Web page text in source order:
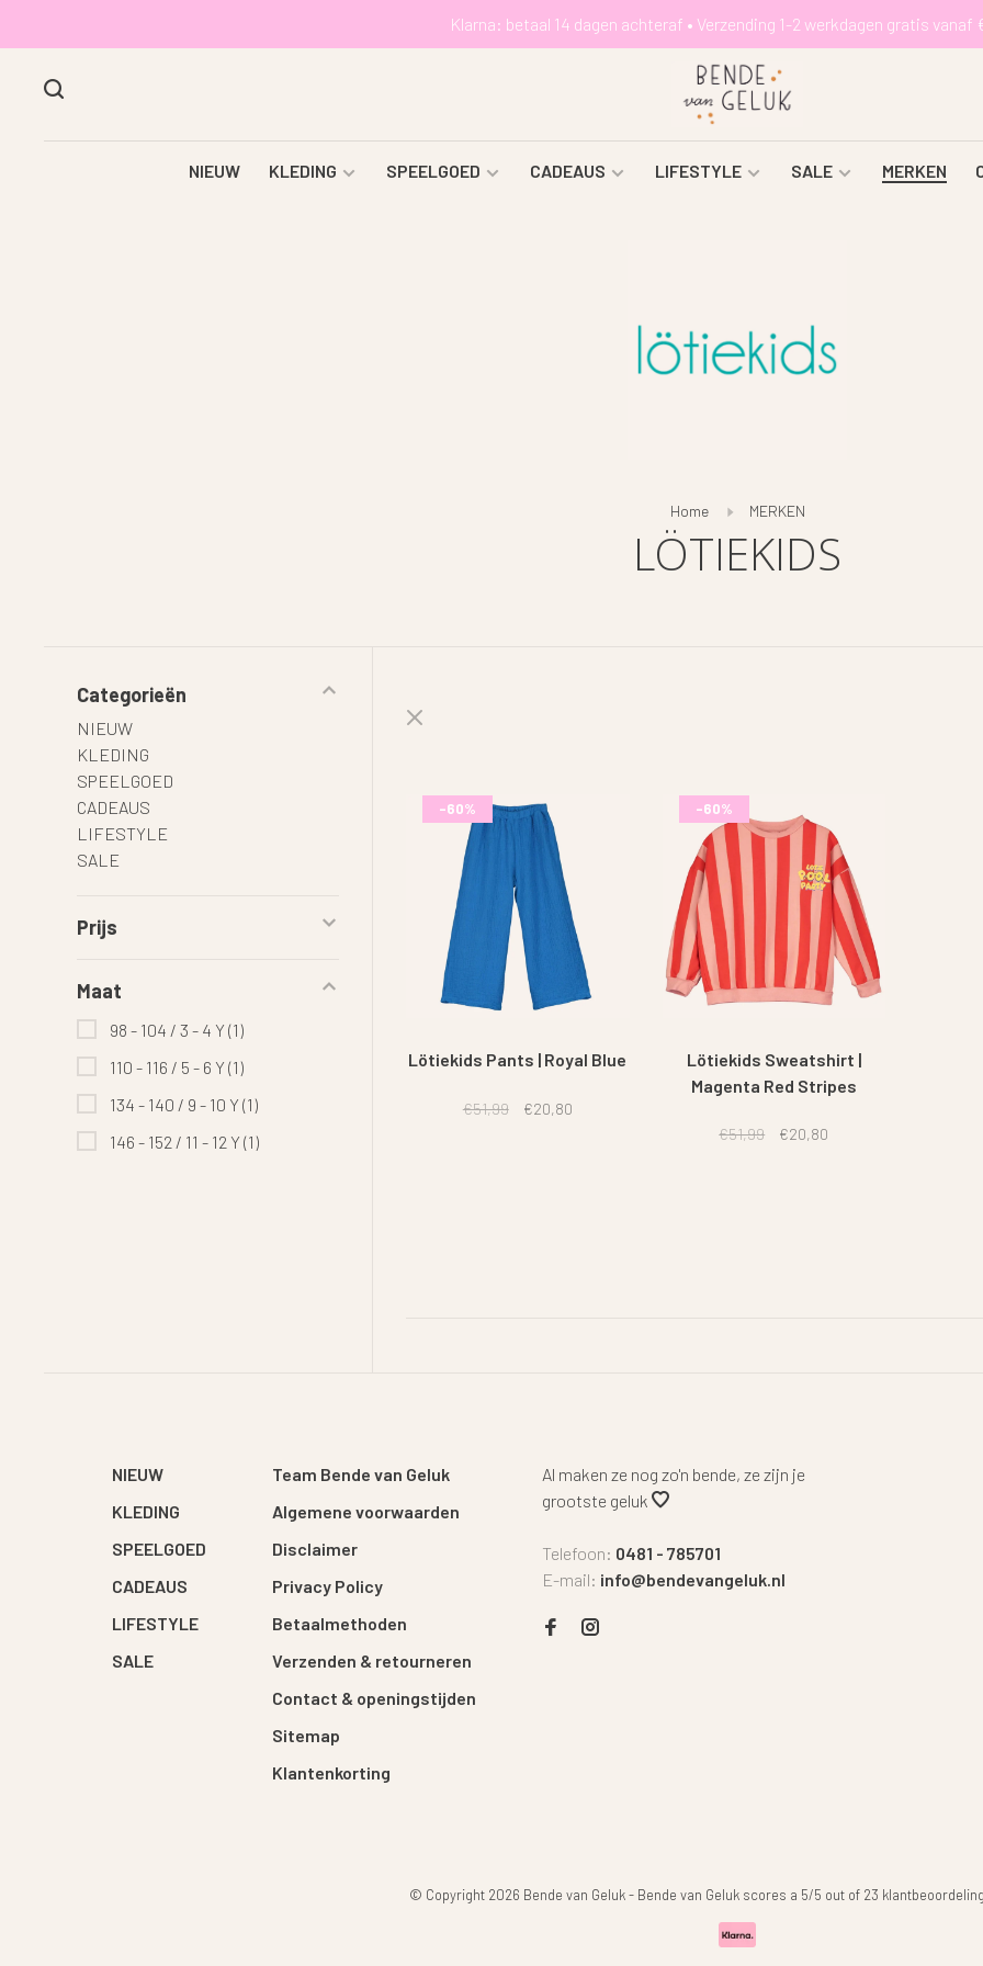
Klarna: betaal 14 dagen achteraf • Verzending 1-2 werkdagen gratis vanaf
NIEUW KLEDING SPEELGOED CADEAUS LIFESTYLE SALE MERKEN
Home MERKEN
LÖTIEKIDS
Categorieën
NIEUW
KLEDING
SPEELGOED
CADEAUS
LIFESTYLE
SALE
Prijs
Maat
98 - 104 / 3 - 4 Y (1)
110 - 116 / 5 - 6 Y (1)
134 - 140 / 9 - 10 Y (1)
146 - 152 / 11 - 12 Y (1)
-60%
Lötiekids Pants | Royal Blue
€51,99 €20,80
-60%
Lötiekids Sweatshirt |
Magenta Red Stripes
€51,99 €20,80
NIEUW
KLEDING
SPEELGOED
CADEAUS
LIFESTYLE
SALE
Team Bende van Geluk
Algemene voorwaarden
Disclaimer
Privacy Policy
Betaalmethoden
Verzenden & retourneren
Contact & openingstijden
Sitemap
Klantenkorting
Al maken ze nog zo'n bende, ze zijn je
grootste geluk
Telefoon: 0481 - 785701
E-mail: info@bendevangeluk.nl
© Copyright 2026 Bende van Geluk- Bende van Geluk scores a 5/5 out of 23